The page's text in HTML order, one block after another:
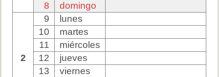
8
domingo
2
9
lunes
10
martes
11
miércoles
12
jueves
13
viernes